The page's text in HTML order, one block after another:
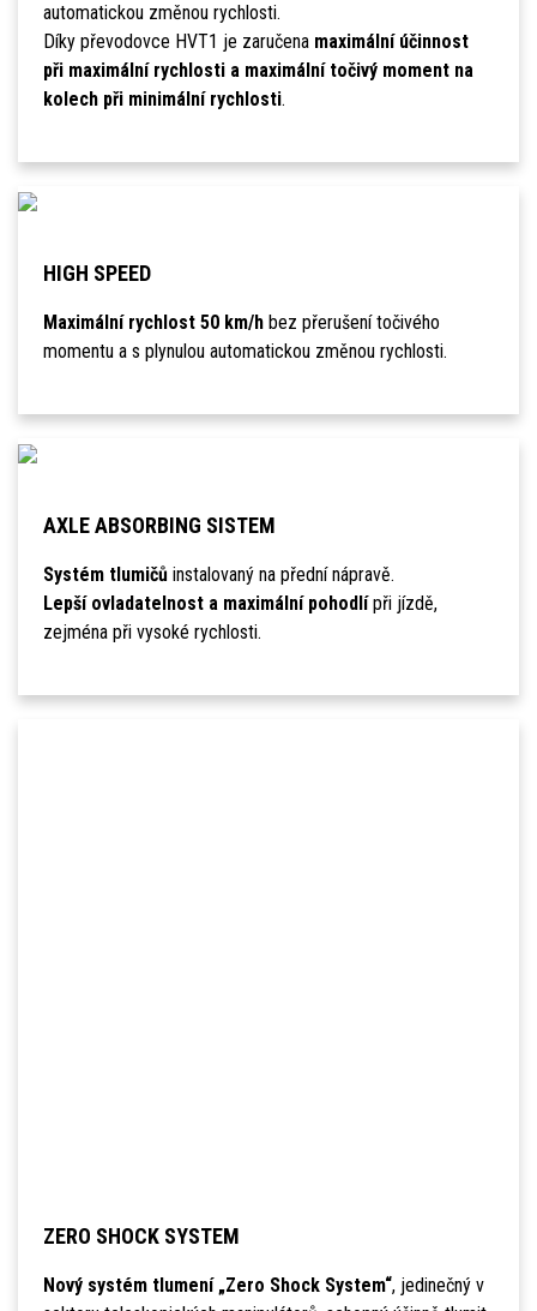
automatickou změnou rychlosti.
Díky převodovce HVT1 je zaručena maximální účinnost
při maximální rychlosti a maximální točivý moment na
kolech při minimální rychlosti.
HIGH SPEED
Maximální rychlost 50 km/hbez přerušení točivého
momentu a s plynulou automatickou změnou rychlosti.
AXLE ABSORBING SISTEM
Systém tlumičůinstalovaný na přední nápravě.
Lepší ovladatelnost a maximální pohodlípři jízdě,
zejména při vysoké rychlosti.
ZERO SHOCK SYSTEM
Nový systém tlumení „Zero Shock System“, jedinečný v